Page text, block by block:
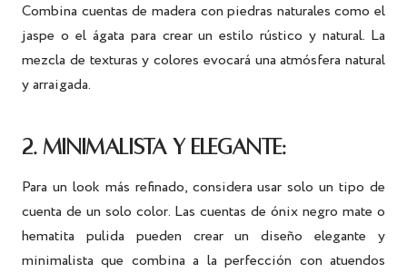
Combina cuentas de madera con piedras naturales como el
jaspe o el ágata para crear un estilo rústico y natural. La
mezcla de texturas y colores evocará una atmósfera natural
y arraigada.
2. MINIMALISTA Y ELEGANTE:
Para un look más refinado, considera usar solo un tipo de
cuenta de un solo color. Las cuentas de ónix negro mate o
hematita pulida pueden crear un diseño elegante y
minimalista que combina a la perfección con atuendos